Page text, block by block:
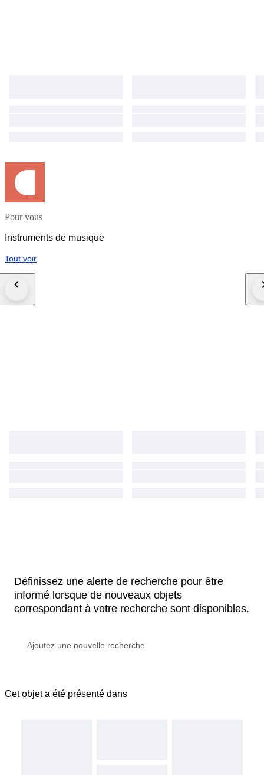
Pour vous
Instruments de musique
Tout voir
Définissez une alerte de recherche pour être
informé lorsque de nouveaux objets
correspondant à votre recherche sont disponibles.
Cet objet a été présenté dans